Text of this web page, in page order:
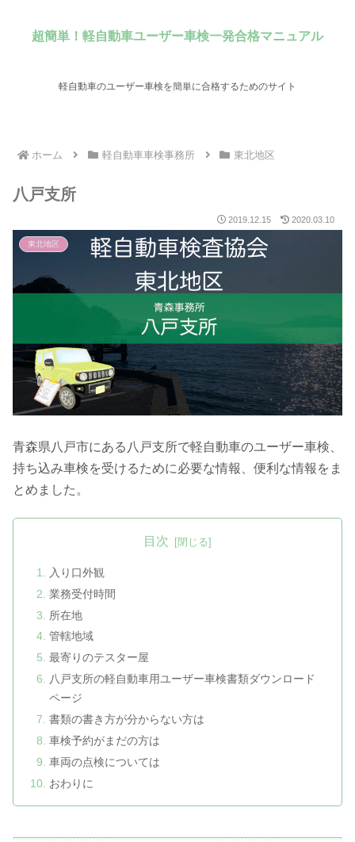
超簡単！軽自動車ユーザー車検一発合格マニュアル
軽自動車のユーザー車検を簡単に合格するためのサイト
ホーム 軽自動車車検事務所 東北地区
八戸支所
2019.12.15 2020.03.10
東北地区
青森県八戸市にある八戸支所で軽自動車のユーザー車検、
持ち込み車検を受けるために必要な情報、便利な情報をま
とめました。
目次
入り口外観
業務受付時間
所在地
管轄地域
最寄りのテスター屋
八戸支所の軽自動車用ユーザー車検書類ダウンロード
ページ
書類の書き方が分からない方は
車検予約がまだの方は
車両の点検については
おわりに